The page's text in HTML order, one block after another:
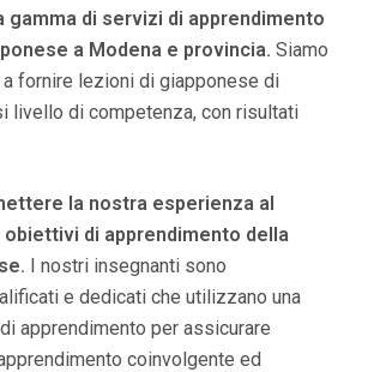
gamma di servizi di apprendimento
a Modena e provincia. Siamo
fornire lezioni di giapponese di
livello di competenza, con risultati
la nostra esperienza al
di apprendimento della
I nostri insegnanti sono
e dedicati che utilizzano una
apprendimento per assicurare
coinvolgente ed